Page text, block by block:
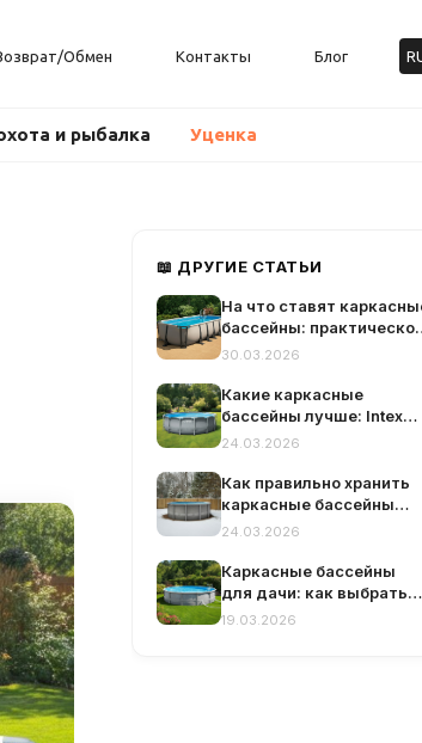
Обмен Контакты Блог
и рыбалка Уценка
📖 ДРУГИЕ СТАТЬИ
На что ставят
бассейны: практическое
руководство по выбору и
30.03.2026
Какие каркасные
бассейны лучше: Intex
или Bestway?
24.03.2026
Как правильно хранить
каркасные бассейны
зимой: пошаговая
рекомендации
24.03.2026
Каркасные бассейны
для дачи: как выбрать
идеальный вариант
19.03.2026